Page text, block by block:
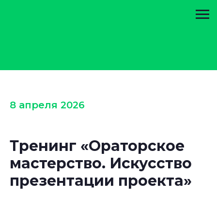
8 апреля 2026
Тренинг «Ораторское
мастерство. Искусство
презентации проекта»